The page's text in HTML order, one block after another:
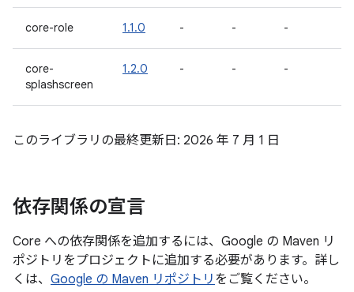
core-role 1.1.0 - - -
core-
splashscreen
1.2.0 - - -
このライブラリの最終更新日: 2026 年 7 月 1 日
依存関係の宣言
Core への依存関係を追加するには、Google の Maven リ
ポジトリをプロジェクトに追加する必要があります。詳し
くは、 Google の Maven リポジトリ をご覧ください。